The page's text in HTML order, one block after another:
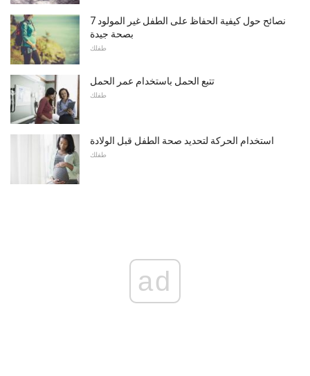
7 نصائح حول كيفية الحفاظ على الطفل غير المولود
بصحة جيدة
طفلك
تتبع الحمل باستخدام عمر الحمل
طفلك
استخدام الحركة لتحديد صحة الطفل قبل الولادة
طفلك
ad